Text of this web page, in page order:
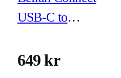
USB-C to
2m 8K/60Hz &
649 kr